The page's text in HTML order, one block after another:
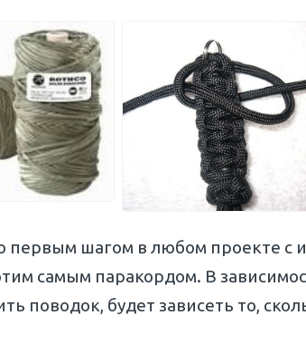
первым шагом в любом проекте с
самым паракордом. В
поводок, будет зависеть то,